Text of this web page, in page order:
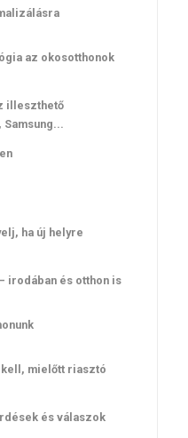
az okosotthonok
illeszthető
ha új helyre
irodában és otthon is
mielőtt riasztó
és válaszok